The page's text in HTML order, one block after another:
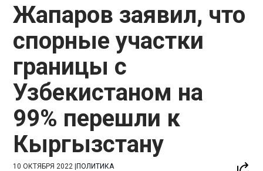
Жапаров заявил, что
спорные участки
границы с
Узбекистаном на
99% перешли к
Кыргызстану
10 ОКТЯБРЯ 2022 |ПОЛИТИКА